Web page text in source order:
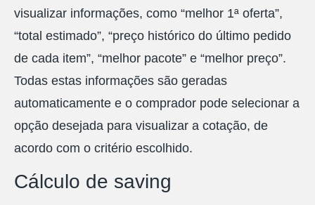
visualizar informações, como “melhor 1ª oferta”,
“total estimado”, “preço histórico do último pedido
de cada item”, “melhor pacote” e “melhor preço”.
Todas estas informações são geradas
automaticamente e o comprador pode selecionar a
opção desejada para visualizar a cotação, de
acordo com o critério escolhido.
Cálculo de saving